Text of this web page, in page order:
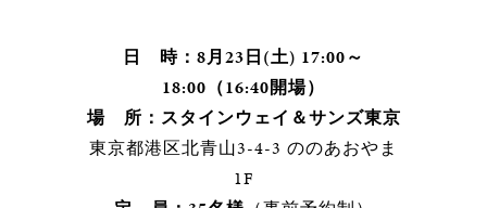
日 時：8月23日(土) 17:00～
18:00（16:40開場）
場 所：スタインウェイ＆サンズ東京
東京都港区北青山3-4-3 ののあおやま
1F